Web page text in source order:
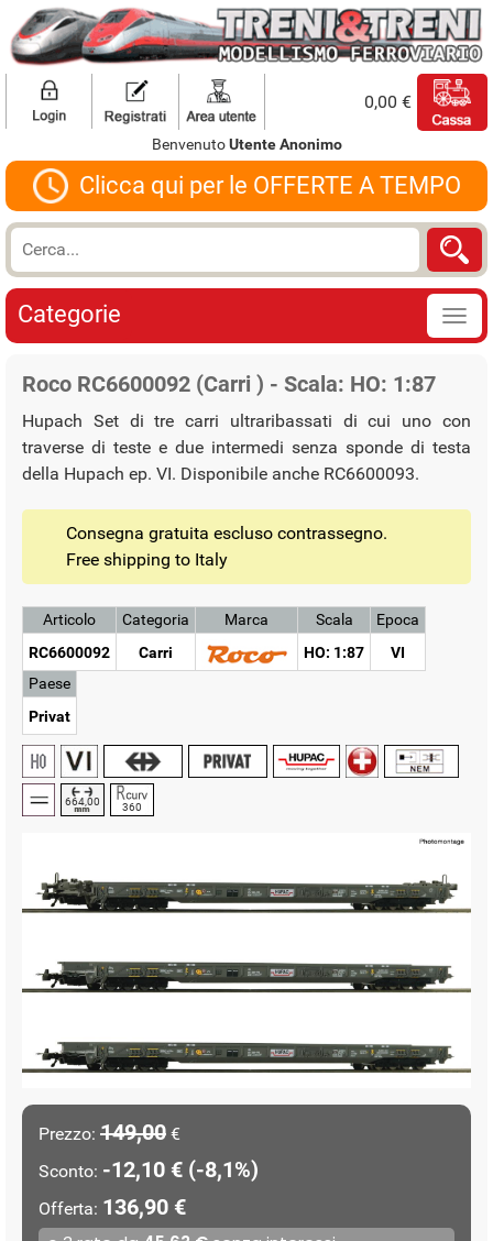
0,00 €
BenvenutoUtente Anonimo
Clicca qui per le OFFERTE A TEMPO
Categorie
Roco RC6600092 (Carri ) - Scala: HO: 1:87
Hupach Set di tre carri ultraribassati di cui uno con
traverse di teste e due intermedi senza sponde di testa
della Hupach ep. VI. Disponibile anche RC6600093.
Consegna gratuita escluso contrassegno.
Free shipping to Italy
Articolo
RC6600092
Categoria
Carri
Marca
Scala
HO: 1:87
Epoca
VI
Paese
Privat
664,00 360
Prezzo: 149,00 €
Sconto: -12,10 € (-8,1%)
Offerta: 136,90 €